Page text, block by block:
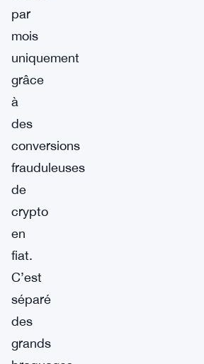
par
mois
uniquement
grâce
à
des
conversions
frauduleuses
de
crypto
en
fiat.
C’est
séparé
des
grands